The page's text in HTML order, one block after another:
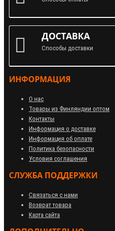
ДОСТАВКА
Способы доставки
ИНФОРМАЦИЯ
О нас
Товары из Финляндии оптом
Контакты
Информация о доставке
Информация об оплате
Политика безопасности
Условия соглашения
СЛУЖБА ПОДДЕРЖКИ
Связаться с нами
Возврат товара
Карта сайта